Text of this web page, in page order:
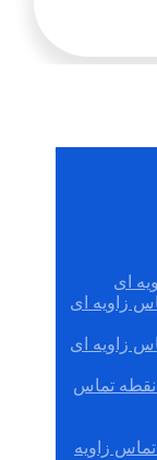
ای
زاویه ای
زاویه ای
نقطه تماس
زاویه